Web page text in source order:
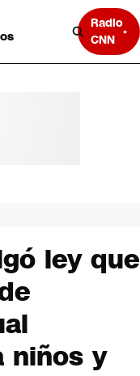
Radio
CNN
ley que
niños y